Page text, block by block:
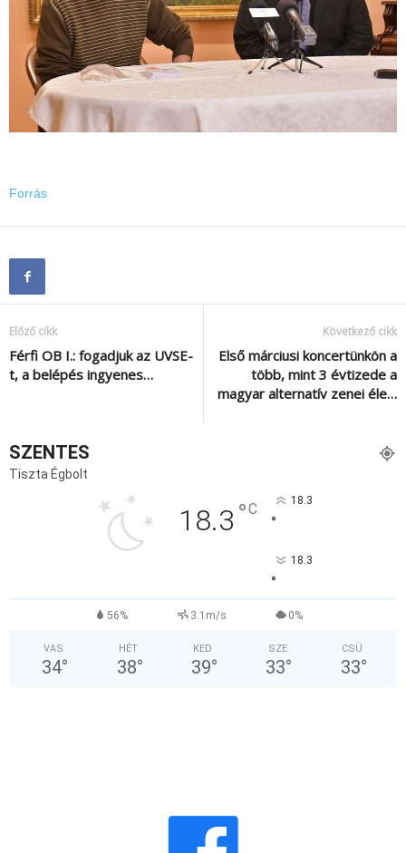
Forrás
Előző cikk
Férfi OB I.: fogadjuk az UVSE-
t, a belépés ingyenes…
Következő cikk
Első márciusi koncertünkön a
több, mint 3 évtizede a
magyar alternatív zenei éle…
SZENTES
Tiszta Égbolt
18.3 °C 18.3
°
18.3
°
56% 3.1m/s 0%
VAS
34°
HÉT
38°
KED
39°
SZE
33°
CSÜ
33°